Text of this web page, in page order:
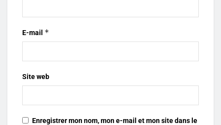
E-mail *
Site web
Enregistrer mon nom, mon e-mail et mon site dans le